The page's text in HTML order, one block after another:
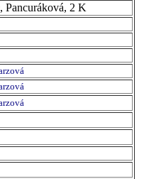
Pancuráková, 2 K